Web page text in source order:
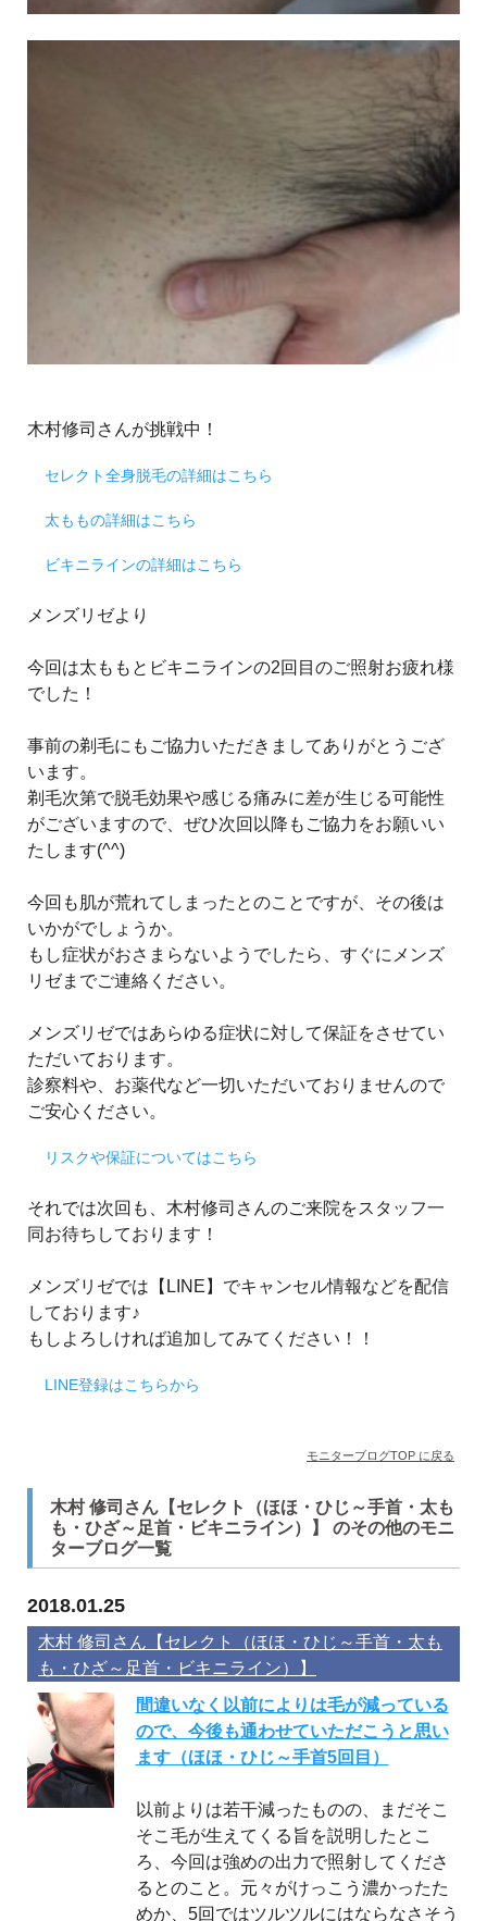
木村修司さんが挑戦中！
セレクト全身脱毛の詳細はこちら
太ももの詳細はこちら
ビキニラインの詳細はこちら
メンズリゼより
今回は太ももとビキニラインの2回目のご照射お疲れ様
でした！
事前の剃毛にもご協力いただきましてありがとうござ
います。
剃毛次第で脱毛効果や感じる痛みに差が生じる可能性
がございますので、ぜひ次回以降もご協力をお願いい
たします(^^)
今回も肌が荒れてしまったとのことですが、その後は
いかがでしょうか。
もし症状がおさまらないようでしたら、すぐにメンズ
リゼまでご連絡ください。
メンズリゼではあらゆる症状に対して保証をさせてい
ただいております。
診察料や、お薬代など一切いただいておりませんので
ご安心ください。
リスクや保証についてはこちら
それでは次回も、木村修司さんのご来院をスタッフ一
同お待ちしております！
メンズリゼでは【LINE】でキャンセル情報などを配信
しております♪
もしよろしければ追加してみてください！！
LINE登録はこちらから
モニターブログTOP に戻る
木村 修司さん【セレクト（ほほ・ひじ～手首・太も
も・ひざ～足首・ビキニライン）】 のその他のモニ
ターブログ一覧
2018.01.25
木村 修司さん【セレクト（ほほ・ひじ～手首・太も
も・ひざ～足首・ビキニライン）】
間違いなく以前によりは毛が減っている
ので、今後も通わせていただこうと思い
ます（ほほ・ひじ～手首5回目）
以前よりは若干減ったものの、まだそこ
そこ毛が生えてくる旨を説明したとこ
ろ、今回は強めの出力で照射してくださ
るとのこと。元々がけっこう濃かったた
めか、5回ではツルツルにはならなさそう